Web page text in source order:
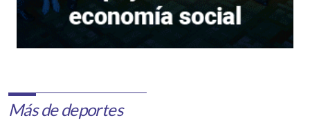
Más de deportes